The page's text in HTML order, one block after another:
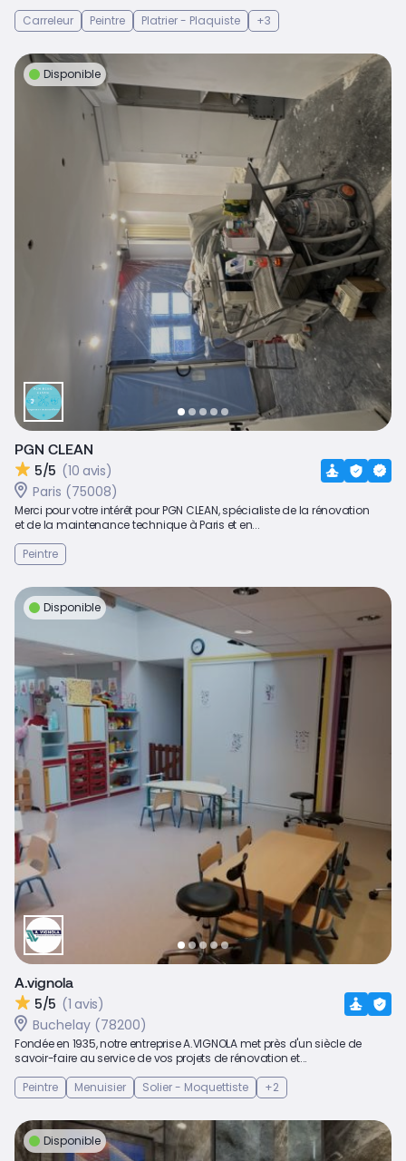
Carreleur
Peintre Platrier - Plaquiste +3
Disponible
PGN CLEAN
5/5 (10 avis)
Paris (75008)
Merci pour votre intérêt pour PGN CLEAN, spécialiste de la rénovation
et de la maintenance technique à Paris et en...
Peintre
Disponible
A.vignola
5/5 (1 avis)
Buchelay (78200)
Fondée en 1935, notre entreprise A.VIGNOLA met près d'un siècle de
savoir-faire au service de vos projets de rénovation et...
Peintre
Menuisier Solier - Moquettiste +2
Disponible